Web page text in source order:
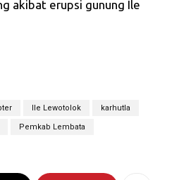
akibat erupsi gunung Ile
Ile Lewotolok karhutla
Pemkab Lembata